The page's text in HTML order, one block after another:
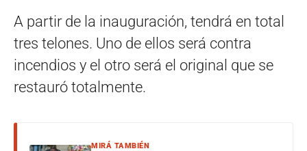
A partir de la inauguración, tendrá en total
tres telones. Uno de ellos será contra
incendios y el otro será el original que se
restauró totalmente.
MIRÁ TAMBIÉN